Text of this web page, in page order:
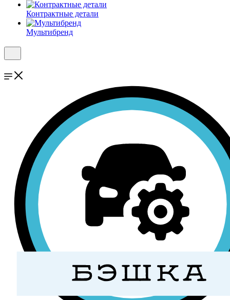
Контрактные детали
Мультибренд